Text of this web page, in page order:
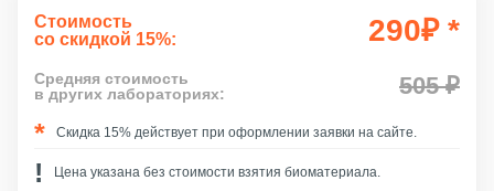
Стоимость
со скидкой 15%:
290₽ *
Средняя стоимость
в других лабораториях:
505 ₽
Скидка 15% действует при оформлении заявки на сайте.
Цена указана без стоимости взятия биоматериала.